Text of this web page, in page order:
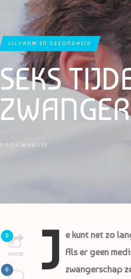
LICHAAM EN GEZONDHEID
SEKS
DOOR MARLIES
0
SHARE
0 J
e kunt net zo
Als er geen
zwangerschap